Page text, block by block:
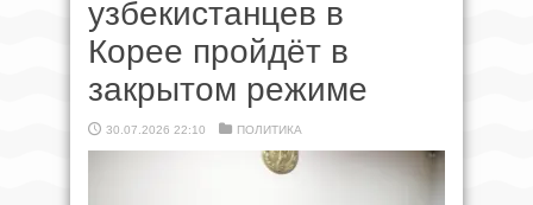
узбекистанцев в
Корее пройдёт в
закрытом режиме
30.07.2026 22:10 ПОЛИТИКА